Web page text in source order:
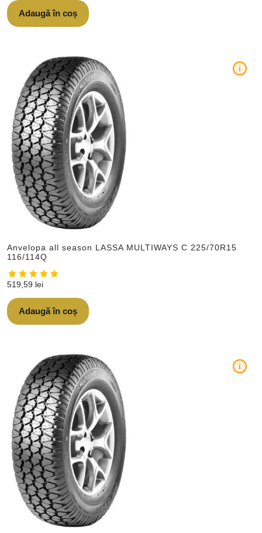
Adaugă în coș
Anvelopa all season LASSA MULTIWAYS C 225/70R15
116/114Q
i
519,59 lei
Adaugă în coș
i